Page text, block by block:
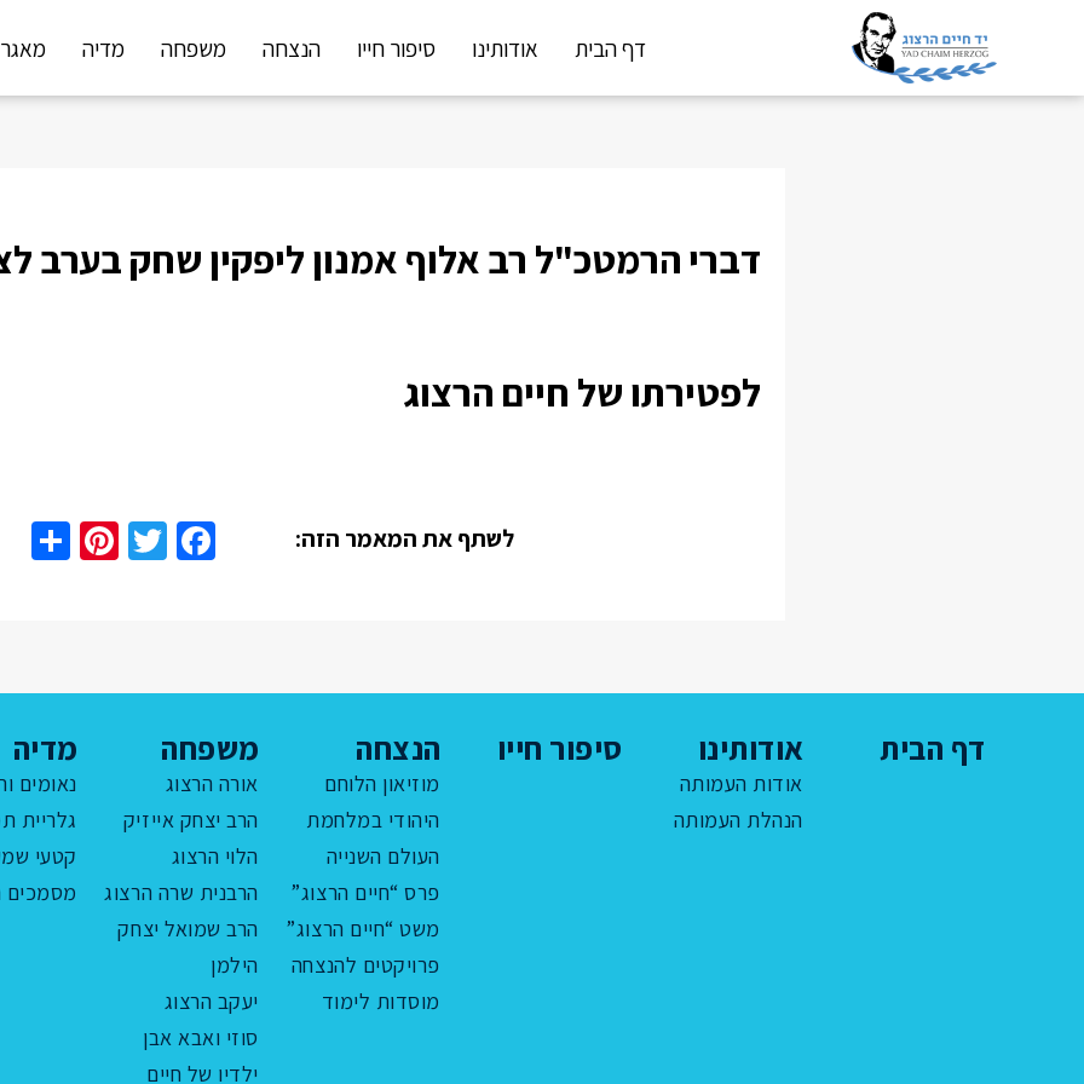
דף הבית אודותינו סיפור חייו הנצחה משפחה מדיה
לפטירתו של חיים הרצוג
לשתף את המאמר הזה: Facebook
Twitter
דף הבית אודותינו
אודות העמותה
הנהלת העמותה
סיפור חייו הנצחה
מוזיאון הלוחם
היהודי במלחמת
העולם השנייה
פרס “חיים הרצוג”
משט “חיים הרצוג”
פרויקטים להנצחה
מוסדות לימוד
משפחה
אורה הרצוג
הרב יצחק אייזיק
הלוי הרצוג
הרבנית שרה הרצוג
הרב שמואל יצחק
הילמן
יעקב הרצוג
סוזי ואבא אבן
ילדיו של חיים
מדיה
נאומים
גלריית
קטעי
מסמכים